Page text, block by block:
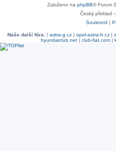
Založeno na phpBB® Forum
Český překlad –
Soukromí|
Naše další fóra: | astra-g.cz | opel-astra-h.cz |
hyundaiclub.net| club-fiat.com|